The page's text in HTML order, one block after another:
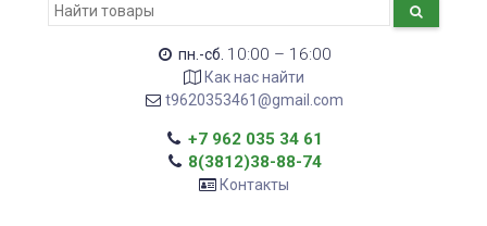
пн.-сб. 10:00 – 16:00
Как нас найти
t9620353461@gmail.com
+7 962 035 34 61
8(3812)38-88-74
Контакты